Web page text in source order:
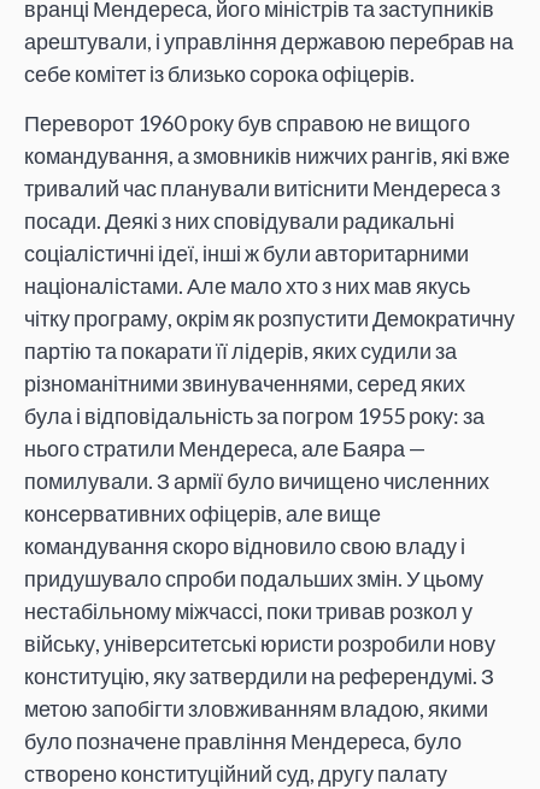
вранці Мендереса, його міністрів та заступників
арештували, і управління державою перебрав на
себе комітет із близько сорока офіцерів.
Переворот 1960 року був справою не вищого
командування, а змовників нижчих рангів, які вже
тривалий час планували витіснити Мендереса з
посади. Деякі з них сповідували радикальні
соціалістичні ідеї, інші ж були авторитарними
націоналістами. Але мало хто з них мав якусь
чітку програму, окрім як розпустити Демократичну
партію та покарати її лідерів, яких судили за
різноманітними звинуваченнями, серед яких
була і відповідальність за погром 1955 року: за
нього стратили Мендереса, але Баяра —
помилували. З армії було вичищено численних
консервативних офіцерів, але вище
командування скоро відновило свою владу і
придушувало спроби подальших змін. У цьому
нестабільному міжчассі, поки тривав розкол у
війську, університетські юристи розробили нову
конституцію, яку затвердили на референдумі. З
метою запобігти зловживанням владою, якими
було позначене правління Мендереса, було
створено конституційний суд, другу палату